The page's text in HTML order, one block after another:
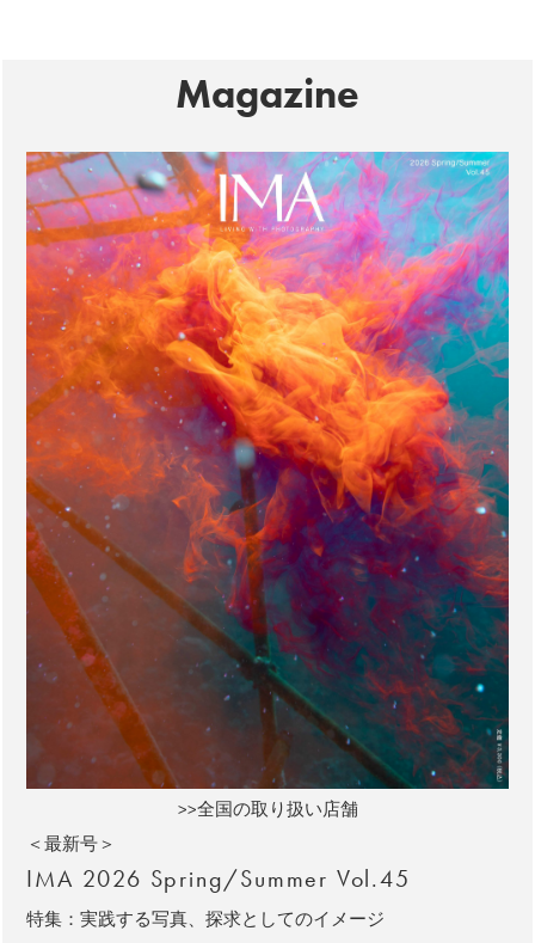
Magazine
>>全国の取り扱い店舗
＜最新号＞
IMA 2026 Spring/Summer Vol.45
特集：実践する写真、探求としてのイメージ